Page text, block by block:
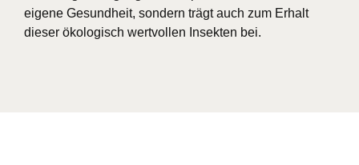
eigene Gesundheit, sondern trägt auch zum Erhalt
dieser ökologisch wertvollen Insekten bei.